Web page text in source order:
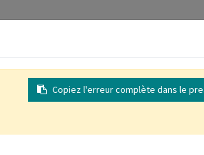
Copiez l'erreur complète dans le